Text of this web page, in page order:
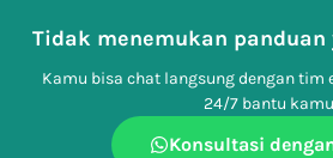
Tidak menemukan
Kamu bisa chat langsung dengan tim
24/7 bantu kamu
Konsultasi